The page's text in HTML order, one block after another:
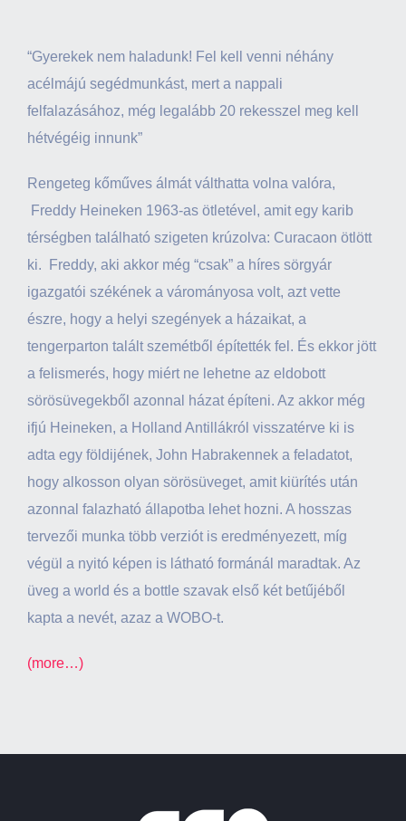
“Gyerekek nem haladunk! Fel kell venni néhány
acélmájú segédmunkást, mert a nappali
felfalazásához, még legalább 20 rekesszel meg kell
hétvégéig innunk”
Rengeteg kőműves álmát válthatta volna valóra,
Freddy Heineken 1963-as ötletével, amit egy karib
térségben található szigeten krúzolva: Curacaon ötlött
ki. Freddy, aki akkor még “csak” a híres sörgyár
igazgatói székének a várományosa volt, azt vette
észre, hogy a helyi szegények a házaikat, a
tengerparton talált szemétből építették fel. És ekkor jött
a felismerés, hogy miért ne lehetne az eldobott
sörösüvegekből azonnal házat építeni. Az akkor még
ifjú Heineken, a Holland Antillákról visszatérve ki is
adta egy földijének, John Habrakennek a feladatot,
hogy alkosson olyan sörösüveget, amit kiürítés után
azonnal falazható állapotba lehet hozni. A hosszas
tervezői munka több verziót is eredményezett, míg
végül a nyitó képen is látható formánál maradtak. Az
üveg a world és a bottle szavak első két betűjéből
kapta a nevét, azaz a WOBO-t.
(more…)